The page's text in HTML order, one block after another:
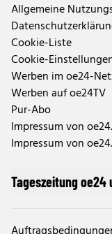
Allgemeine
Cookie-Liste
Cookie-
Werben im oe24-
Werben auf oe24TV
Pur-Abo
Impressum von
Impressum von
Tageszeitung oe24